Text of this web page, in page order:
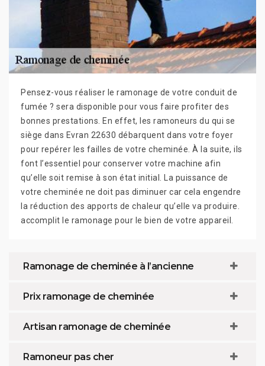
Pensez-vous réaliser le ramonage de votre conduit de
fumée ? sera disponible pour vous faire profiter des
bonnes prestations. En effet, les ramoneurs du qui se
siège dans Evran 22630 débarquent dans votre foyer
pour repérer les failles de votre cheminée. À la suite, ils
font l’essentiel pour conserver votre machine afin
qu’elle soit remise à son état initial. La puissance de
votre cheminée ne doit pas diminuer car cela engendre
la réduction des apports de chaleur qu’elle va produire.
accomplit le ramonage pour le bien de votre appareil.
Ramonage de cheminée à l’ancienne
Prix ramonage de cheminée
Artisan ramonage de cheminée
Ramoneur pas cher